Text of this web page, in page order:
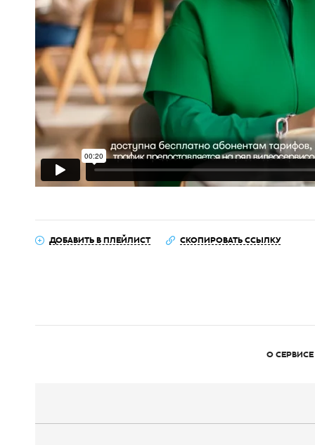
ДОБАВИТЬ В ПЛЕЙЛИСТ СКОПИРОВАТЬ ССЫЛКУ
О СЕРВИСЕ